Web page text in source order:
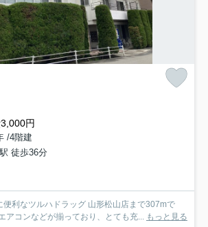
円
/4階建
徒歩36分
便利なツルハドラッグ 山形松山店まで307mで
アコンなどが揃っており、とても充...
もっと見る